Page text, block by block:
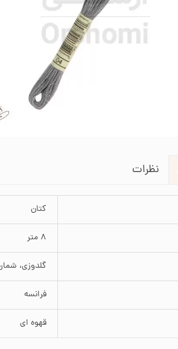
طرح گلدوزی
قیچی شماره دوزی
جعبه نظم دهنده
جاسوزنی
نظرات
کتان
8 متر
گلدوزی،
فرانسه
قهوه ای